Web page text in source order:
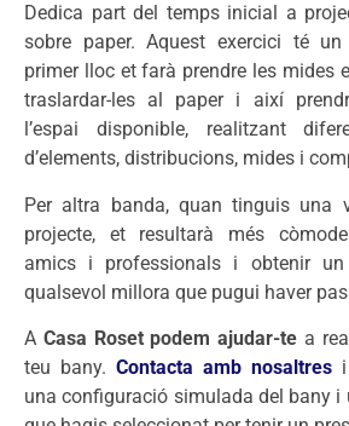
Dedica part del temps inicial a
sobre paper. Aquest exercici té
primer lloc et farà prendre les mides
traslardar-les al paper i així
l’espai disponible, realitzant
d’elements, distribucions, mides i
Per altra banda, quan tinguis una
projecte, et resultarà més
amics i professionals i obtenir
qualsevol millora que pugui haver
A Casa Roset podem ajudar-te a
teu bany. Contacta amb nosaltres
una configuració simulada del bany i